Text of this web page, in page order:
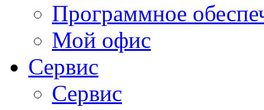
Программное
Мой офис
Сервис
Сервис